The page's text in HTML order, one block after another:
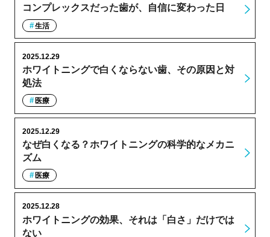
コンプレックスだった歯が、自信に変わった日
生活
ホワイトニングで白くならない歯、その原因と対
処法
2025.12.29
医療
なぜ白くなる？ホワイトニングの科学的なメカニ
ズム
2025.12.29
医療
ホワイトニングの効果、それは「白さ」だけでは
ない
2025.12.28